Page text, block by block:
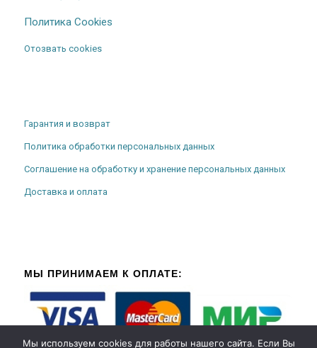
Политика Cookies
Отозвать cookies
Гарантия и возврат
Политика обработки персональных данных
Соглашение на обработку и хранение персональных данных
Доставка и оплата
МЫ ПРИНИМАЕМ К ОПЛАТЕ:
Мы используем cookies для работы нашего сайта. Если Вы